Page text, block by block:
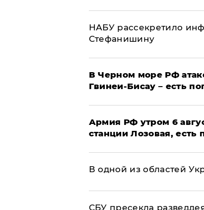
НАБУ рассекретило
Стефанишину
В Черном море РФ
Гвинеи-Бисау – есть
Армия РФ утром 6
станции Лозовая, есть
В одной из областей
СБУ пресекла